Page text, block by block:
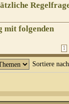
mit folgenden
1
Sortiere